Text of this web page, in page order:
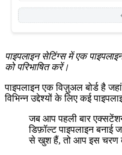
पाइपलाइन सेटिंग्स में एक
को परिभाषित करें।
पाइपलाइन एक विज़ुअल बोर्ड है
विभिन्न उद्देश्यों के लिए कई
जब आप पहली बार
डिफ़ॉल्ट पाइपलाइन
से खुश हैं, तो आप इस चरण